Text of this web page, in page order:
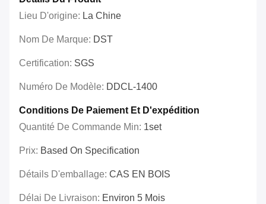
Lieu D'origine: La Chine
Nom De Marque: DST
Certification: SGS
Numéro De Modèle: DDCL-1400
Conditions De Paiement Et D'expédition
Quantité De Commande Min: 1set
Prix: Based On Specification
Détails D'emballage: CAS EN BOIS
Délai De Livraison: Environ 5 Mois